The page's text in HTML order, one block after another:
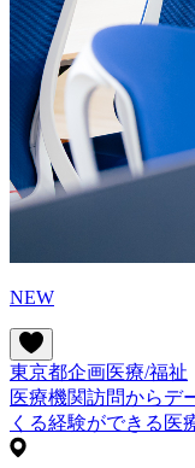
NEW
東京都企画医療/福祉
医療機関訪問からデ
くる経験ができる医